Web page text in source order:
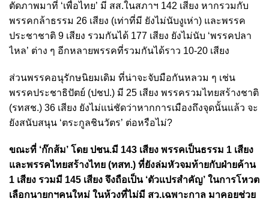
ตัดภาพมาที่ ‘เพื่อไทย’ มี สส.ในสภาฯ 142 เสียง หากรวมกับ
พรรคกล้าธรรม 26 เสียง (เท่าที่มี ยังไม่นับงูเห่า) และพรรค
ประชาชาติ 9 เสียง รวมกันได้ 177 เสียง ยังไม่นับ ‘พรรคปลา
ไหล’ ต่าง ๆ อีกหลายพรรคที่รวมกันได้ราว 10-20 เสียง
ส่วนพรรคอนุรักษนิยมเดิม ที่น่าจะจับมือกันหลวม ๆ เช่น
พรรคประชาธิปัตย์ (ปชป.) มี 25 เสียง พรรครวมไทยสร้างชาติ
(รทสช.) 36 เสียง ยังไม่แน่ชัดว่าหากการเมืองถึงจุดนั้นแล้ว จะ
ยังสนับสนุน ‘ตระกูลชินวัตร’ ต่อหรือไม่?
ขณะที่ ‘ก๊กส้ม’ โดย ปชน.มี 143 เสียง พรรคเป็นธรรม 1 เสียง
และพรรคไทยสร้างไทย (ทสท.) ที่ยังล่มหัวจมท้ายกับฝ่ายค้าน
1 เสียง รวมมี 145 เสียง จึงถือเป็น ‘ตัวแปรสำคัญ’ ในการโหวต
เลือกนายกฯคนใหม่ ในห้วงที่ไม่มี สว.เฉพาะกาล มาคอยช่วย